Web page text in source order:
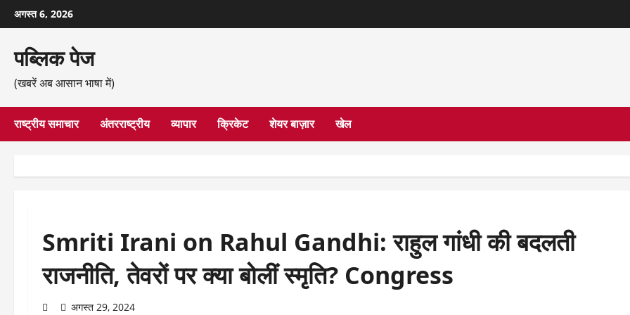
छोड़कर
सामग्री
अगस्त 6, 2026
पब्लिक पेज
(खबरें अब आसान भाषा में)
राष्ट्रीय समाचार अंतरराष्ट्रीय व्यापार क्रिकेट शेयर बाज़ार खेल
Smriti Irani on Rahul Gandhi: राहुल गांधी की बदलती
राजनीति, तेवरों पर क्या बोलीं स्मृति? Congress
अगस्त 29, 2024